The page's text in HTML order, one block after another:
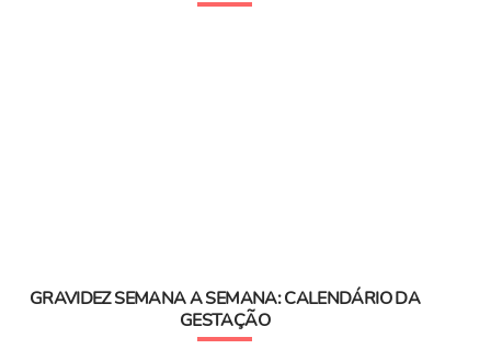
GRAVIDEZ SEMANA A SEMANA: CALENDÁRIO DA
GESTAÇÃO